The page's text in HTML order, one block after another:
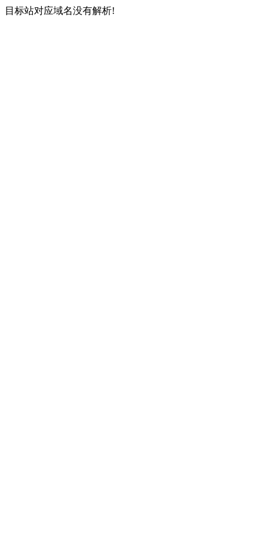
目标站对应域名没有解析!